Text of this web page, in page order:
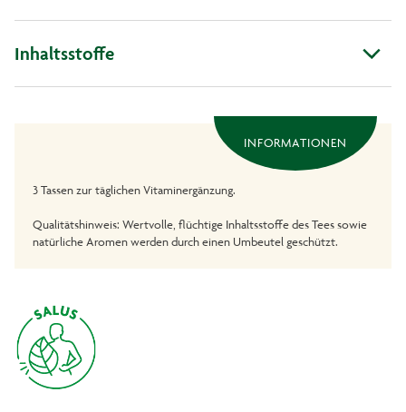
Inhaltsstoffe
INFORMATIONEN
3 Tassen zur täglichen Vitaminergänzung.
Qualitätshinweis: Wertvolle, flüchtige Inhaltsstoffe des Tees sowie
natürliche Aromen werden durch einen Umbeutel geschützt.